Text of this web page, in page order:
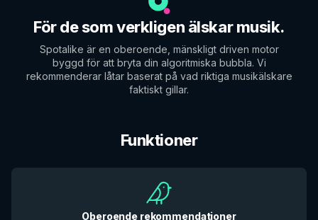
För de som verkligen älskar musik.
Spotalike är en oberoende, mänskligt driven motor
byggd för att bryta din algoritmiska bubbla. Vi
rekommenderar låtar baserat på vad riktiga musikälskare
faktiskt gillar.
Funktioner
Oberoende rekommendationer